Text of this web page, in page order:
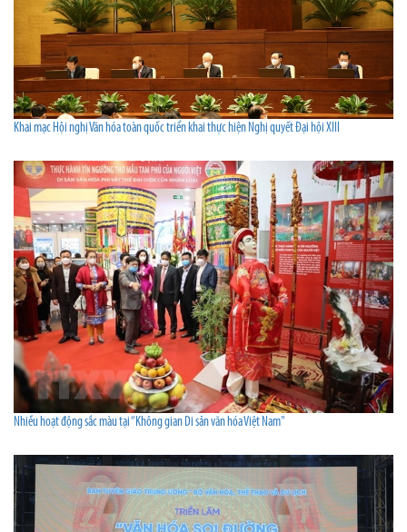
Khai mạc Hội nghị Văn hóa toàn quốc triển khai thực hiện Nghị quyết Đại hội XIII
Nhiều hoạt động sắc màu tại “Không gian Di sản văn hóa Việt Nam"